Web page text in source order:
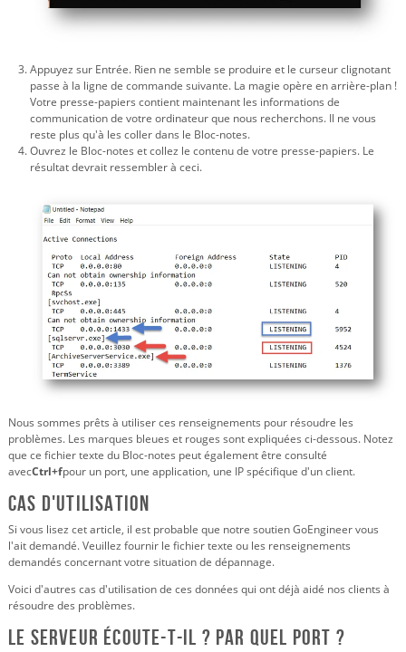
Appuyez sur Entrée. Rien ne semble se produire et le curseur clignotant
passe à la ligne de commande suivante. La magie opère en arrière-plan !
Votre presse-papiers contient maintenant les informations de
communication de votre ordinateur que nous recherchons. Il ne vous
reste plus qu'à les coller dans le Bloc-notes.
Ouvrez le Bloc-notes et collez le contenu de votre presse-papiers. Le
résultat devrait ressembler à ceci.
Nous sommes prêts à utiliser ces renseignements pour résoudre les
problèmes. Les marques bleues et rouges sont expliquées ci-dessous. Notez
que ce fichier texte du Bloc-notes peut également être consulté
avecCtrl+fpour un port, une application, une IP spécifique d'un client.
Cas d'utilisation
Si vous lisez cet article, il est probable que notre soutien GoEngineer vous
l'ait demandé. Veuillez fournir le fichier texte ou les renseignements
demandés concernant votre situation de dépannage.
Voici d'autres cas d'utilisation de ces données qui ont déjà aidé nos clients à
résoudre des problèmes.
Le serveur écoute-t-il ? Par quel port ?